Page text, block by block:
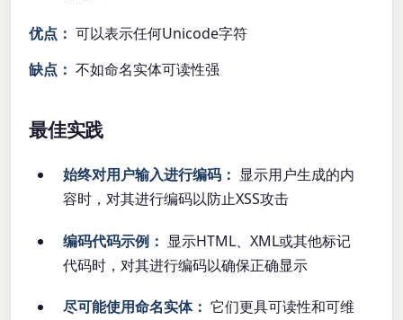
优点： 可以表示任何Unicode字符
缺点： 不如命名实体可读性强
最佳实践
始终对用户输入进行编码： 显示用户生成的内
容时，对其进行编码以防止XSS攻击
编码代码示例： 显示HTML、XML或其他标记
代码时，对其进行编码以确保正确显示
尽可能使用命名实体： 它们更具可读性和可维